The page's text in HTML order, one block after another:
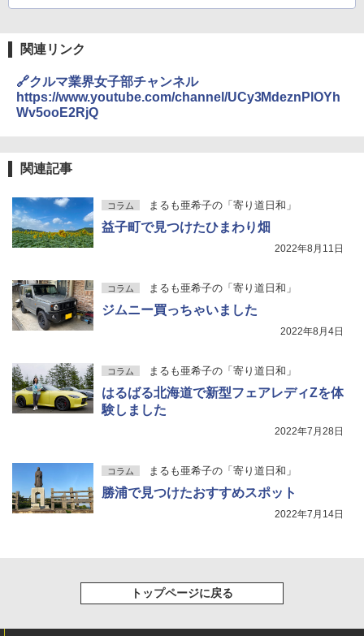
関連リンク
🔗クルマ業界女子部チャンネル
https://www.youtube.com/channel/UCy3MdeznPlOYh
Wv5ooE2RjQ
関連記事
コラム まるも亜希子の「寄り道日和」
益子町で見つけたひまわり畑
2022年8月11日
コラム まるも亜希子の「寄り道日和」
ジムニー買っちゃいました
2022年8月4日
コラム まるも亜希子の「寄り道日和」
はるばる北海道で新型フェアレディZを体
験しました
2022年7月28日
コラム まるも亜希子の「寄り道日和」
勝浦で見つけたおすすめスポット
2022年7月14日
トップページに戻る